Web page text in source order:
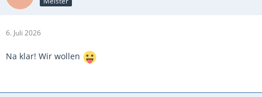
6. Juli 2026
Na klar! Wir wollen